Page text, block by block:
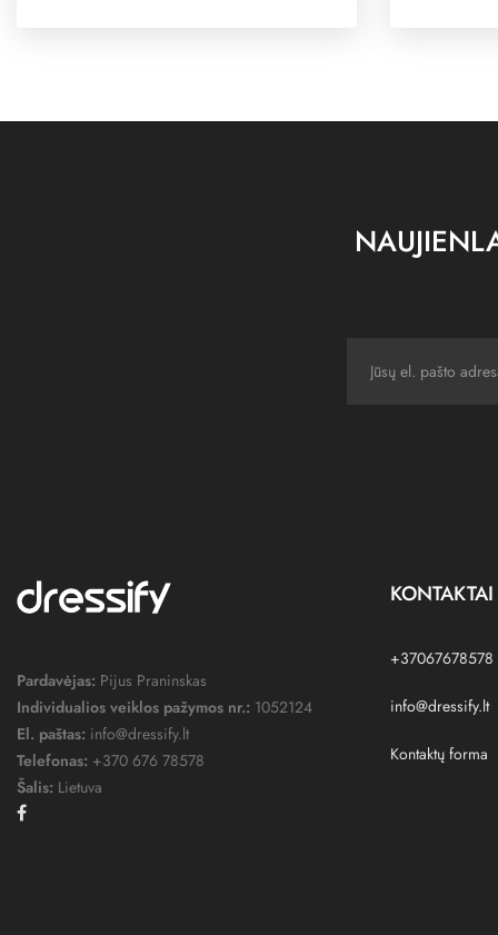
Pardavėjas: Pijus Praninskas
Individualios veiklos pažymos nr.: 1052124
El. paštas: info@dressify.lt
Telefonas: +370 676 78578
Šalis: Lietuva
KONTAKTAI
+37067678578
info@dressify.lt
Kontaktų forma